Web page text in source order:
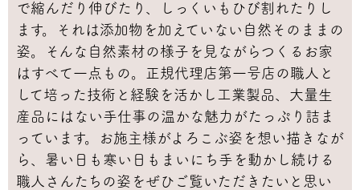
で縮んだり伸びたり、しっくいもひび割れたりし
ます。それは添加物を加えていない自然そのままの
姿。そんな自然素材の様子を見ながらつくるお家
はすべて一点もの。正規代理店第一号店の職人と
して培った技術と経験を活かし工業製品、大量生
産品にはない手仕事の温かな魅力がたっぷり詰ま
っています。お施主様がよろこぶ姿を想い描きなが
ら、暑い日も寒い日もまいにち手を動かし続ける
職人さんたちの姿をぜひご覧いただきたいと思い